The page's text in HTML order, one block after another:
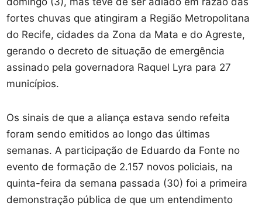
fortes chuvas que atingiram a Região Metropolitana
do Recife, cidades da Zona da Mata e do Agreste,
gerando o decreto de situação de emergência
assinado pela governadora Raquel Lyra para 27
municípios.
Os sinais de que a aliança estava sendo refeita
foram sendo emitidos ao longo das últimas
semanas. A participação de Eduardo da Fonte no
evento de formação de 2.157 novos policiais, na
quinta-feira da semana passada (30) foi a primeira
demonstração pública de que um entendimento